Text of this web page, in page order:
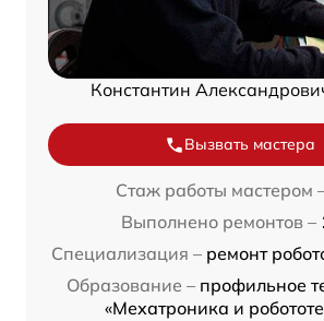
Константин
Вызвать мастера
Стаж работы мастером
Выполнено ремонтов –
Специализация – ремонт
Образование – профильное
«Мехатроника и